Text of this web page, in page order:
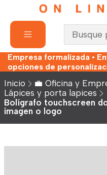
Empresa formalizada •
opciones de
Inicio
💼 Oficina y
Lápices y porta lapices
Bolígrafo touchscreen
imagen o logo